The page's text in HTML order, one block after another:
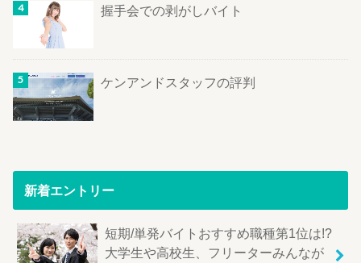
握手会での剥がしバイト
ケンアンドスタッフの評判
新着エントリー
短期/単発バイトおすすめ職種第1位は!?
大学生や高校生、フリーターみんなが